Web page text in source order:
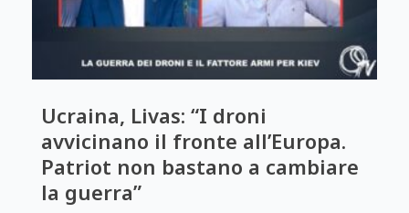
Ucraina, Livas: “I droni
avvicinano il fronte all’Europa.
Patriot non bastano a cambiare
la guerra”